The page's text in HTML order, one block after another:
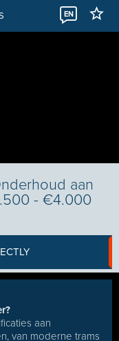
EN
aan
- €4.000
aan
van moderne trams